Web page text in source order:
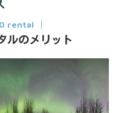
rental
ルのメリット